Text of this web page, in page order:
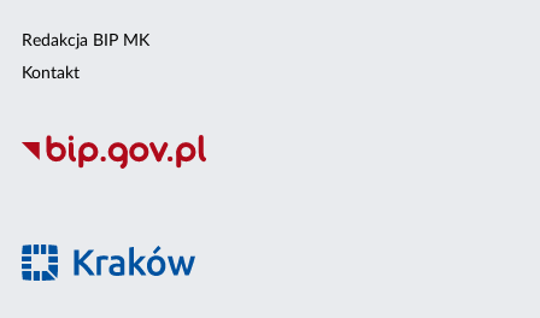
Redakcja BIP MK
Kontakt